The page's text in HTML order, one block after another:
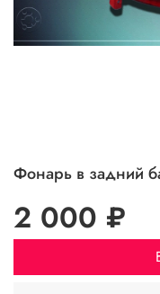
Фонарь в задний
2 000 ₽